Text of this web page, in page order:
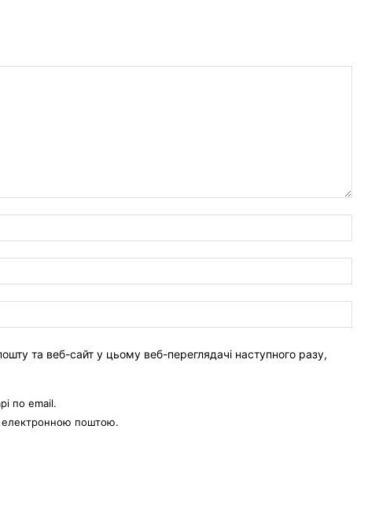
та веб-сайт у цьому веб-переглядачі наступного разу,
по email.
електронною поштою.